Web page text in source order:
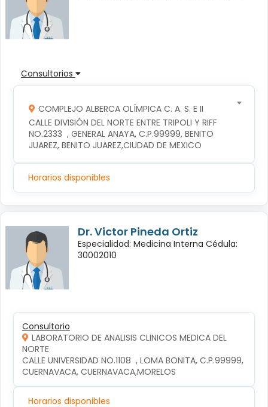
Consultorios
COMPLEJO ALBERCA OLÍMPICA C. A. S. E II
CALLE DIVISIÓN DEL NORTE ENTRE TRIPOLI Y RIFF
NO.2333  , GENERAL ANAYA, C.P.99999, BENITO
JUAREZ, BENITO JUAREZ,CIUDAD DE MEXICO
Horarios disponibles
Dr. Victor Pineda Ortiz
Especialidad: Medicina Interna Cédula:
30002010
Consultorio
LABORATORIO DE ANALISIS CLINICOS MEDICA DEL
NORTE
CALLE UNIVERSIDAD NO.1108  , LOMA BONITA, C.P.99999,
CUERNAVACA, CUERNAVACA,MORELOS
Horarios disponibles